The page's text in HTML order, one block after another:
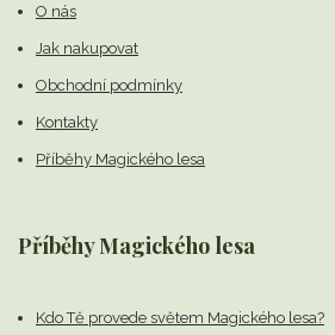
O nás
Jak nakupovat
Obchodní podmínky
Kontakty
Příběhy Magického lesa
Příběhy Magického lesa
Kdo Tě provede světem Magického lesa?